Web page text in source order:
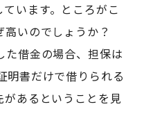
います。ところがこ
高いのでしょうか？
借金の場合、担保は
明書だけで借りられる
あるということを見